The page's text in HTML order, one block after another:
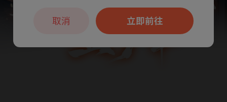
本章节仅支持App阅读，可打开App新用
户7天免费看立即前往
取消